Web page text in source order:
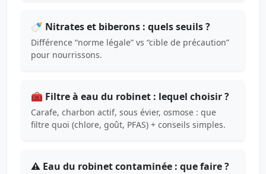
🍼 Nitrates et biberons : quels seuils ?
Différence “norme légale” vs “cible de précaution”
pour nourrissons.
🧰 Filtre à eau du robinet : lequel choisir ?
Carafe, charbon actif, sous évier, osmose : que
filtre quoi (chlore, goût, PFAS) + conseils simples.
⚠️ Eau du robinet contaminée : que faire ?